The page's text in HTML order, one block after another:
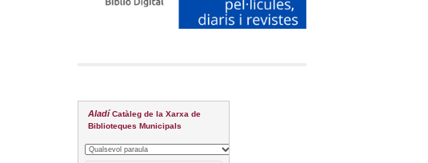
Aladí Catàleg de la Xarxa de
Biblioteques Municipals